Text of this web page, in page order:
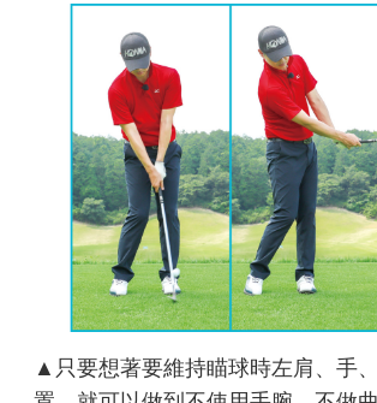
▲只要想著要維持瞄球時左肩、手